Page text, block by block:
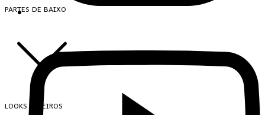
PARTES DE BAIXO
LOOKS INTEIROS